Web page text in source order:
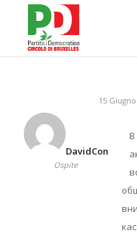
15
DavidCon
Ospite